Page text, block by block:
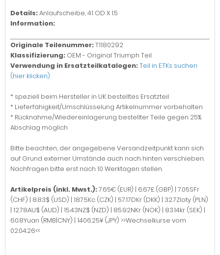
Details:Anlaufscheibe, 41 OD X 1.5
Information:
Originale Teilenummer:T1180292
Klassifizierung: OEM - Original Triumph Teil
Verwendung in Ersatzteilkatalogen:Teil in ETKs suchen
(hier klicken).
* speziell beim Hersteller in UK bestelltes Ersatzteil
* Lieferfähigkeit/Umschlüsselung Artikelnummer vorbehalten
* Rücknahme/Wiedereinlagerung bestellter Teile gegen 25%
Abschlag möglich
Bitte beachten, der angegebene Versandzeitpunkt kann sich
auf Grund externer Umstände auch nach hinten verschieben.
Nachfragen bitte erst nach 10 Werktagen stellen.
Artikelpreis (inkl. Mwst.):7.65€ (EUR) | 6.67£ (GBP) | 7.05SFr
(CHF) | 8.83$ (USD) | 187.5Kc (CZK) | 57.17DKr (DKK) | 32.7Zloty (PLN)
| 12.78AU$ (AUD) | 15.43NZ$ (NZD) | 85.92NKr (NOK) | 83.14kr (SEK) |
60.8Yuan (RMB|CNY) | 1406.25¥ (JPY) >>Wechselkurse vom
02.04.26<<